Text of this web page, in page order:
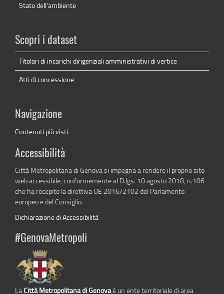
Stato dell'ambiente
Scopri i dataset
Titolari di incarichi dirigenziali amministrativi di vertice
Atti di concessione
Navigazione
Contenuti più visti
Accessibilità
Città Metropolitana di Genova si impegna a rendere il proprio sito
web accessibile, conformemente al D.lgs. 10 agosto 2018, n.106
che ha recepito la direttiva UE 2016/2102 del Parlamento
europeo e del Consiglio.
Dichiarazione di Accessibilità
#GenovaMetropoli
LaCittà Metropolitana di Genovaè un ente territoriale di area